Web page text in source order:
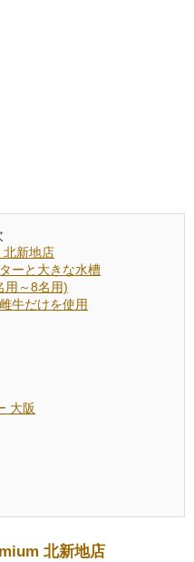
新地店
ーと大きな水槽
用～8名用)
牛だけを使用
大阪
北新地店